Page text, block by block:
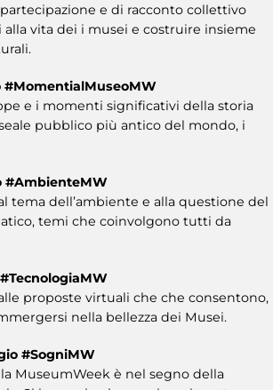
e di racconto collettivo
vita dei i musei e costruire insieme
#MomentialMuseoMW
e i momenti significativi della storia
pubblico più antico del mondo, i
#AmbienteMW
tema dell’ambiente e alla questione del
temi che coinvolgono tutti da
proposte virtuali che che consentono,
nella bellezza dei Musei.
#SogniMW
MuseumWeek è nel segno della